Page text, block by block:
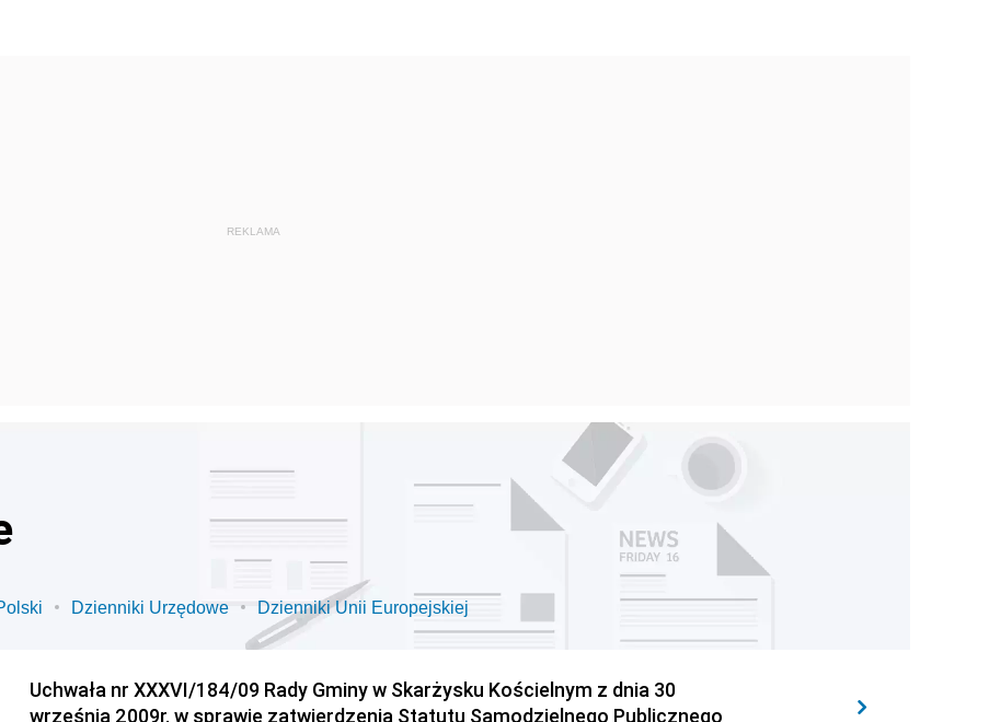
Dzienniki Urzędowe Dzienniki Unii Europejskiej
Uchwała nr XXXVI/184/09 Rady Gminy w Skarżysku Kościelnym z dnia 30
września 2009r. w sprawie zatwierdzenia Statutu Samodzielnego Publicznego